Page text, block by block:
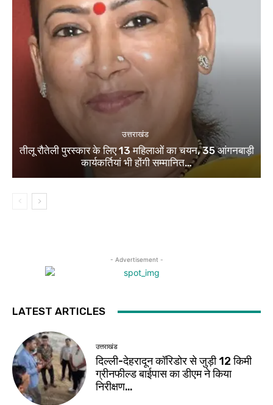
उत्तराखंड
तीलू रौतेली पुरस्कार के लिए 13 महिलाओं का चयन, 35 आंगनबाड़ी
कार्यकर्तियां भी होंगी सम्मानित…
- Advertisement -
LATEST ARTICLES
उत्तराखंड
दिल्ली-देहरादून कॉरिडोर से जुड़ी 12 किमी
ग्रीनफील्ड बाईपास का डीएम ने किया
निरीक्षण…